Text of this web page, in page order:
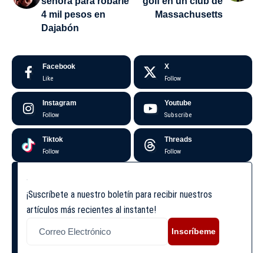
4 mil pesos en
Dajabón
Massachusetts
Facebook
Like
X
Follow
Instagram
Follow
Youtube
Subscribe
Tiktok
Follow
Threads
Follow
¡Suscríbete a nuestro boletín para recibir nuestros
artículos más recientes al instante!
Inscríbeme